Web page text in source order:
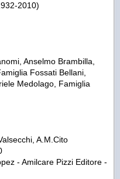
2010)
Anselmo Brambilla,
Fossati Bellani,
Medolago, Famiglia
A.M.Cito
- Amilcare Pizzi Editore -